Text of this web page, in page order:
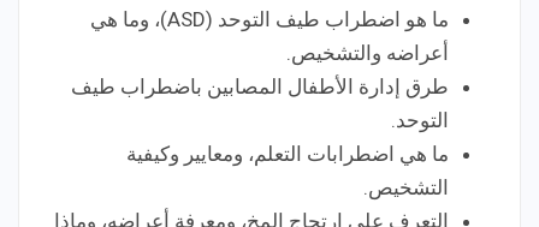
ما هو اضطراب طيف التوحد (ASD)، وما هي
أعراضه والتشخيص.
طرق إدارة الأطفال المصابين باضطراب طيف
التوحد.
ما هي اضطرابات التعلم، ومعايير وكيفية
التشخيص.
التعرف على ارتجاج المخ، ومعرفة أعراضه، وماذا